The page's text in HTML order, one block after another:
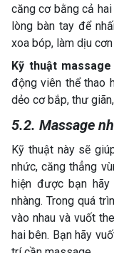
căng cơ bằng cả
lòng bàn tay để
xoa bóp, làm dịu
Kỹ thuật
động viên thể thao
dẻo cơ bắp, thư
5.2. Massage
Kỹ thuật này sẽ
nhức, căng thẳng
hiện được bạn
nhàng. Trong quá
vào nhau và vuốt
hai bên. Bạn hãy